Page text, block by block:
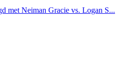
met Neiman Gracie vs. Logan S...